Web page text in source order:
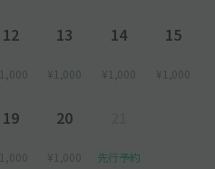
12 13
¥1,000
14
¥1,000
15
¥1,000
19 20
¥1,000 先行予約